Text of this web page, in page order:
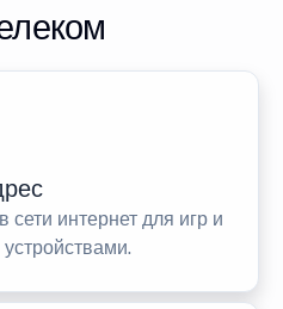
интернет для игр и